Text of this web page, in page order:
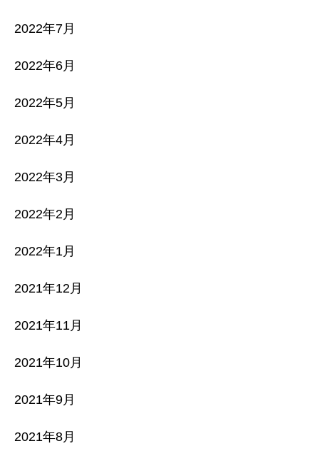
2022年7月
2022年6月
2022年5月
2022年4月
2022年3月
2022年2月
2022年1月
2021年12月
2021年11月
2021年10月
2021年9月
2021年8月